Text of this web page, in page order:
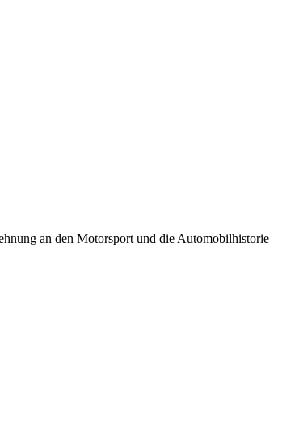
an den Motorsport und die Automobilhistorie